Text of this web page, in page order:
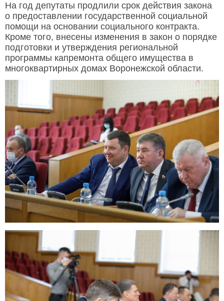
На год депутаты продлили срок действия закона
о предоставлении государственной социальной
помощи на основании социального контракта.
Кроме того, внесены изменения в закон о порядке
подготовки и утверждения региональной
программы капремонта общего имущества в
многоквартирных домах Воронежской области.